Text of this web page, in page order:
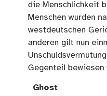
die Menschlichkeit
Menschen wurden
westdeutschen
anderen gilt nun
Gegenteil bewiesen
Ghost